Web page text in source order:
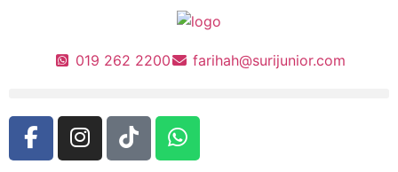
019 262 2200 farihah@surijunior.com